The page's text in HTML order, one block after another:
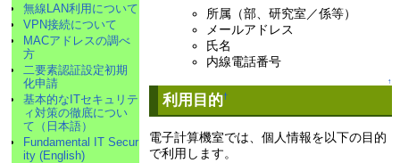
所属（部、研究室／係等）
メールアドレス
氏名
内線電話番号
↑
利用目的†
電子計算機室では、個人情報を以下の目的
で利用します。
無線LAN利用について
VPN接続について
MACアドレスの調べ
方
二要素認証設定初期
化申請
基本的なITセキュリテ
ィ対策の徹底につい
て（日本語）
Fundamental IT Secur
ity (English)